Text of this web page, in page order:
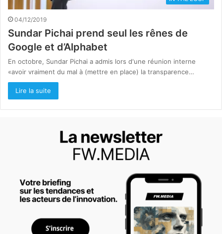
04/12/2019
Sundar Pichai prend seul les rênes de
Google et d’Alphabet
En octobre, Sundar Pichai a admis lors d'une réunion interne
«avoir vraiment du mal à (mettre en place) la transparence…
Lire la suite